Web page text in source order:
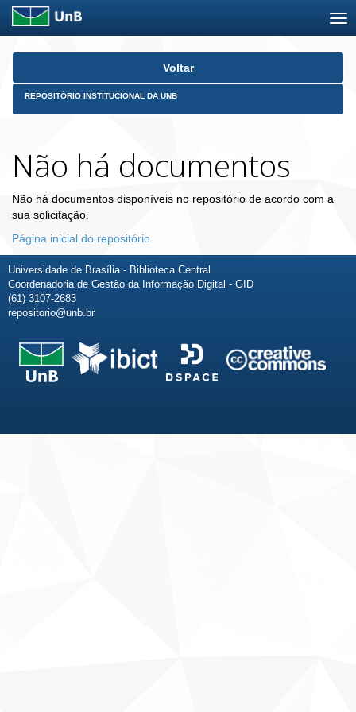
Skip
Voltar
REPOSITÓRIO INSTITUCIONAL DA UNB
Não há documentos
Não há documentos disponíveis no repositório de acordo com a
sua solicitação.
Página inicial do repositório
Universidade de Brasília - Biblioteca Central
Coordenadoria de Gestão da Informação Digital - GID
(61) 3107-2683
repositorio@unb.br